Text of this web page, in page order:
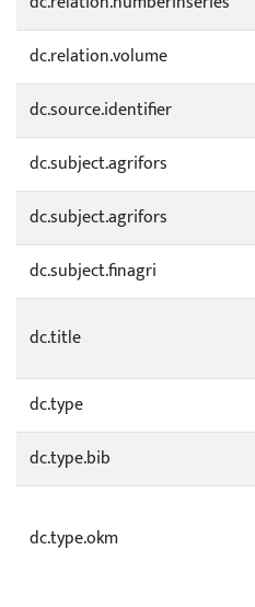
dc.relation.volume
dc.source.identifier
dc.subject.agrifors
dc.subject.agrifors
dc.subject.finagri
dc.title
dc.type
dc.type.bib
dc.type.okm